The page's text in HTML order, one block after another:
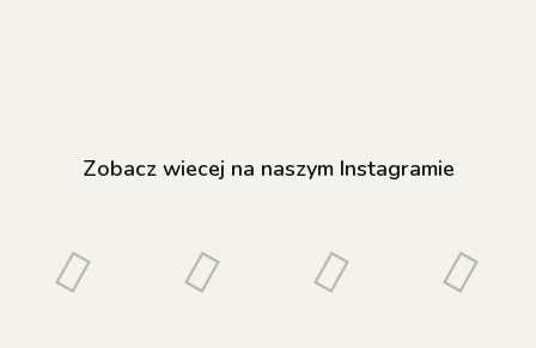
Zobacz wiecej na naszym Instagramie